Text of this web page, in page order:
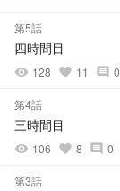
第5話
四時間目
visibility 128 favorite 11 comment 0
第4話
三時間目
visibility 106 favorite 8 comment 0
第3話